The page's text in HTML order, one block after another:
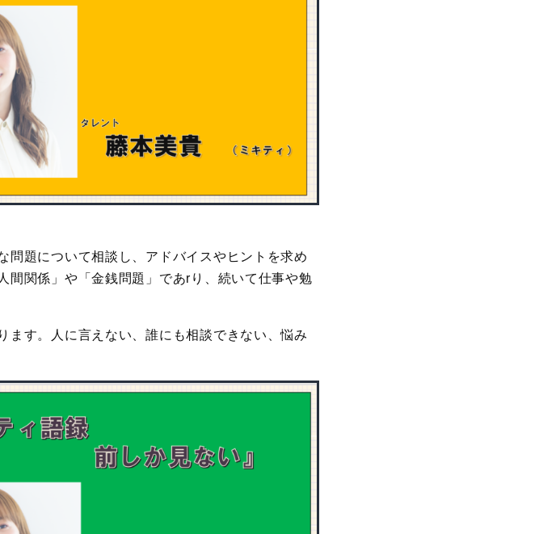
問題について相談し、アドバイスやヒントを求め
間関係」や「金銭問題」であrり、続いて仕事や勉
ます。人に言えない、誰にも相談できない、悩み